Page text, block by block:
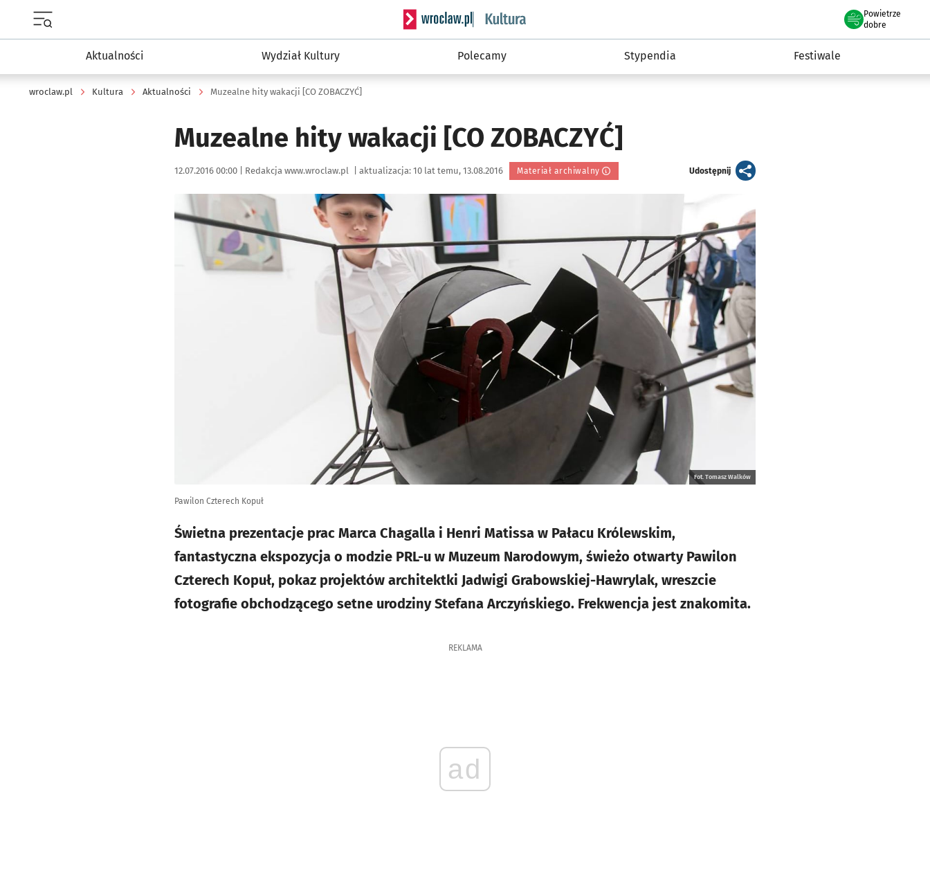
Serwis informacyjny wroclaw.pl podserwis: Kultura
Powietrze
we Wrocławiu
dobre
Aktualności Wydział Kultury Polecamy Stypendia Festiwale
wroclaw.pl Kultura Aktualności Muzealne hity wakacji [CO ZOBACZYĆ]
Muzealne hity wakacji [CO ZOBACZYĆ]
Data publikacji:
12.07.2016 00:00 | Autor:
Redakcja www.wroclaw.pl aktualizacja: 10 lat temu, 13.08.2016 Materiał archiwalny Udostępnijartykuł
Kliknij, aby powiększyć
Fot. Tomasz Walków
Pawilon Czterech Kopuł
Świetna prezentacje prac Marca Chagalla i Henri Matissa w Pałacu Królewskim,
fantastyczna ekspozycja o modzie PRL-u w Muzeum Narodowym, świeżo otwarty Pawilon
Czterech Kopuł, pokaz projektów architektki Jadwigi Grabowskiej-Hawrylak, wreszcie
fotografie obchodzącego setne urodziny Stefana Arczyńskiego. Frekwencja jest znakomita.
REKLAMA
ad